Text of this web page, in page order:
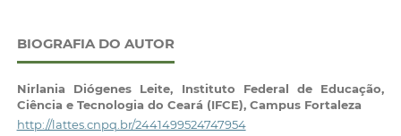
BIOGRAFIA DO AUTOR
Nirlania Diógenes Leite, Instituto Federal de Educação,
Ciência e Tecnologia do Ceará (IFCE), Campus Fortaleza
http://lattes.cnpq.br/2441499524747954